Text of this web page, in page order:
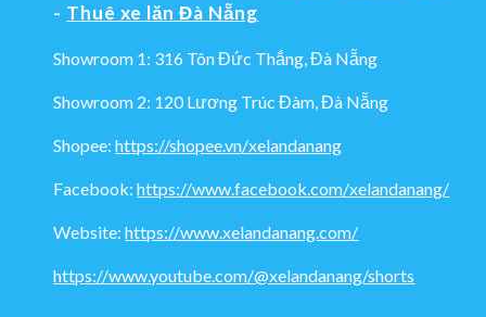
- Thuê xe lăn Đà Nẵng
Showroom 1: 316 Tôn Đức Thắng, Đà Nẵng
Showroom 2: 120 Lương Trúc Đàm, Đà Nẵng
Shopee: https://shopee.vn/xelandanang
Facebook:https://www.facebook.com/xelandanang/
Website: https://www.xelandanang.com/
https://www.youtube.com/@xelandanang/shorts